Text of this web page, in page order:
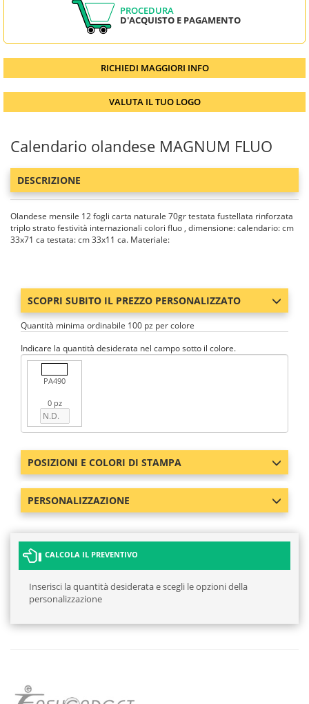
PROCEDURA
D'ACQUISTO E PAGAMENTO
RICHIEDI MAGGIORI INFO
VALUTA IL TUO LOGO
Calendario olandese MAGNUM FLUO
DESCRIZIONE
Olandese mensile 12 fogli carta naturale 70gr testata fustellata rinforzata
triplo strato festività internazionali colori fluo , dimensione: calendario: cm
33x71 ca testata: cm 33x11 ca. Materiale:
SCOPRI SUBITO IL PREZZO PERSONALIZZATO
Quantità minima ordinabile 100 pz per colore
Indicare la quantità desiderata nel campo sotto il colore.
PA490
0 pz
POSIZIONI E COLORI DI STAMPA
PERSONALIZZAZIONE
CALCOLA IL PREVENTIVO
Inserisci la quantità desiderata e scegli le opzioni della
personalizzazione